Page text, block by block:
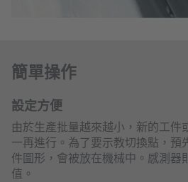
簡單操作
設定方便
由於生產批量越來越小，新的工件
一再進行。為了要示教切換點，預
件圖形，會被放在機械中。感測器
值。